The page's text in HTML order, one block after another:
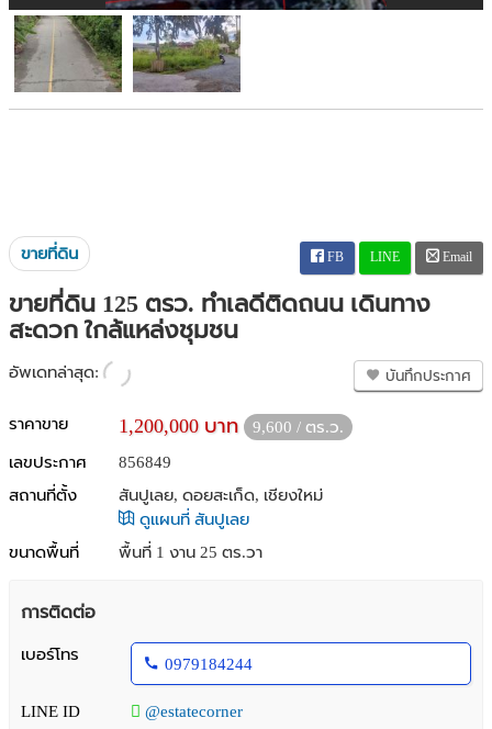
ขายที่ดิน FB LINE Email
ขายที่ดิน 125 ตรว. ทำเลดีติดถนน เดินทาง
สะดวก ใกล้แหล่งชุมชน
อัพเดทล่าสุด: บันทึกประกาศ
ราคาขาย 1,200,000 บาท
9,600 / ตร.ว.
เลขประกาศ
856849
สถานที่ตั้ง
สันปูเลย, ดอยสะเก็ด, เชียงใหม่
ดูแผนที่ สันปูเลย
ขนาดพื้นที่
พื้นที่ 1 งาน 25 ตร.วา
การติดต่อ
เบอร์โทร
0979184244
LINE ID @estatecorner